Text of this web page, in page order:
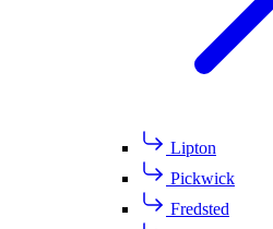
Lipton
Pickwick
Fredsted